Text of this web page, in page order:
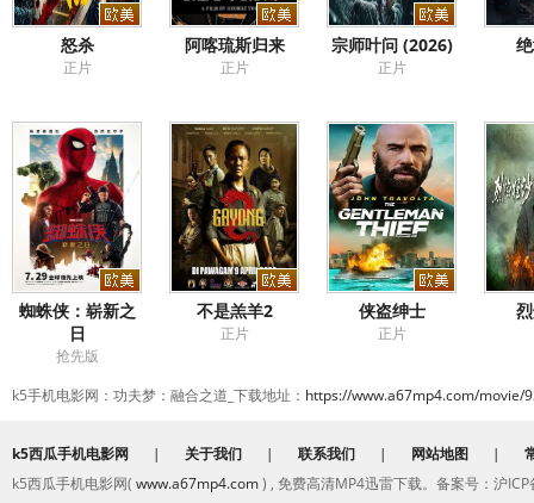
怒杀
正片
阿喀琉斯归来
正片
宗师叶问 (2026)
正片
蜘蛛侠：崭新之
日
抢先版
不是羔羊2
正片
侠盗绅士
正片
k5手机电影网：功夫梦：融合之道_下载地址： https://www.a67mp4.com/movie/
k5西瓜手机电影网 | 关于我们 | 联系我们 | 网站地图 |
k5西瓜手机电影网( www.a67mp4.com) , 免费高清MP4迅雷下载。备案号：沪